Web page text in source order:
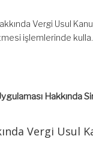
Vergi Usul
işlemlerinde
Hakkında
Vergi Usul